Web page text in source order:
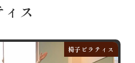
ライブ配信zoomURL
ス
椅子ピラティス